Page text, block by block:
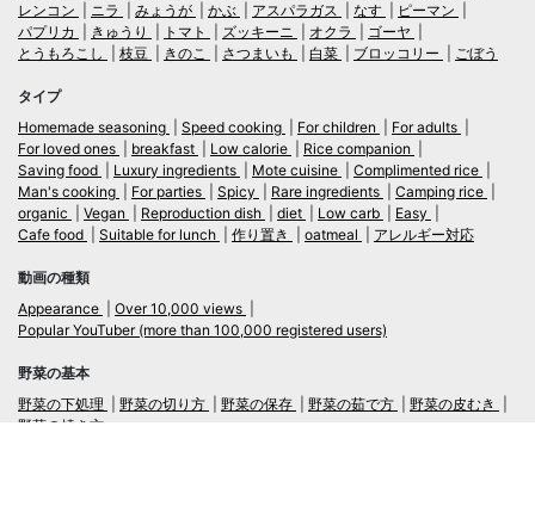
レンコン
ニラ みょうが かぶ アスパラガス なす
ピーマン
パプリカ
きゅうり トマト ズッキーニ オクラ
ゴーヤ
とうもろこし
枝豆 きのこ さつまいも 白菜 ブロッコリー ごぼう
タイプ
Homemade seasoning
Speed cooking For children
For adults
For loved ones
breakfast Low calorie
Rice companion
Saving food
Luxury ingredients Mote cuisine
Complimented rice
Man's cooking
For parties Spicy Rare ingredients
Camping rice
organic
Vegan Reproduction dish diet Low carb
Easy
Cafe food
Suitable for lunch 作り置き oatmeal アレルギー対応
動画の種類
Appearance
Over 10,000 views
Popular YouTuber (more than 100,000 registered users)
野菜の基本
野菜の下処理
野菜の切り方 野菜の保存 野菜の茹で方
野菜の皮むき
野菜の焼き方